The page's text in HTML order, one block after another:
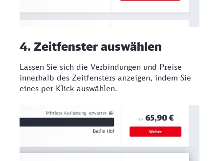
4. Zeitfenster auswählen
Lassen Sie sich die Verbindungen und Preise
innerhalb des Zeitfensters anzeigen, indem Sie
eines per Klick auswählen.